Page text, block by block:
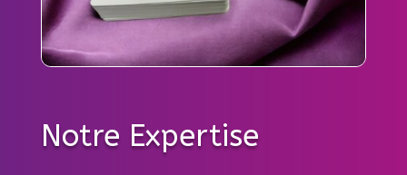
Notre Expertise